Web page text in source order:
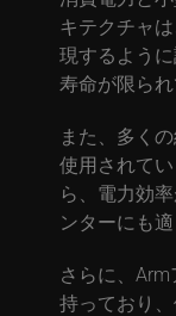
キテクチャ
現するよう
寿命が限ら
また、多く
使用されて
ら、電力効
ンターにも適
さらに、
持っており